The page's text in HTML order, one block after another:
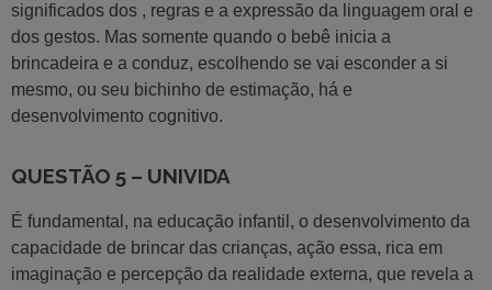
significados dos , regras e a expressão da linguagem oral e
dos gestos. Mas somente quando o bebê inicia a
brincadeira e a conduz, escolhendo se vai esconder a si
mesmo, ou seu bichinho de estimação, há e
desenvolvimento cognitivo.
QUESTÃO 5 – UNIVIDA
É fundamental, na educação infantil, o desenvolvimento da
capacidade de brincar das crianças, ação essa, rica em
imaginação e percepção da realidade externa, que revela a